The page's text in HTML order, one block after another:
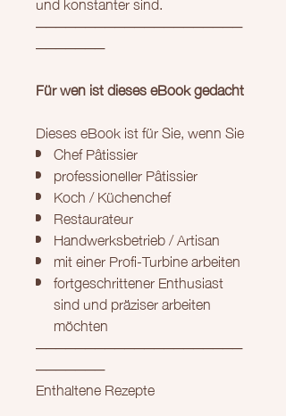
─────────────────────
───────
Für wen ist dieses eBook gedacht
Dieses eBook ist für Sie, wenn Sie
Chef Pâtissier
professioneller Pâtissier
Koch / Küchenchef
Restaurateur
Handwerksbetrieb / Artisan
mit einer Profi-Turbine arbeiten
fortgeschrittener Enthusiast
sind und präziser arbeiten
möchten
─────────────────────
───────
Enthaltene Rezepte